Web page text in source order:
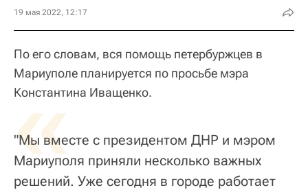
19 мая 2022, 12:17
По его словам, вся помощь петербуржцев в
Мариуполе планируется по просьбе мэра
Константина Иващенко.
«
"Мы вместе с президентом ДНР и мэром
Мариуполя приняли несколько важных
решений. Уже сегодня в городе работает